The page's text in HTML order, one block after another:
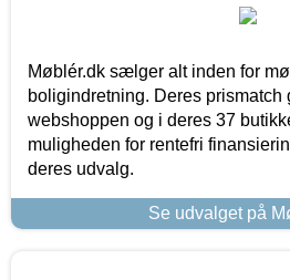
Møblér.dk sælger alt inden for
boligindretning. Deres
webshoppen og i deres 37
muligheden for rentefri
deres udvalg.
Se udvalget på